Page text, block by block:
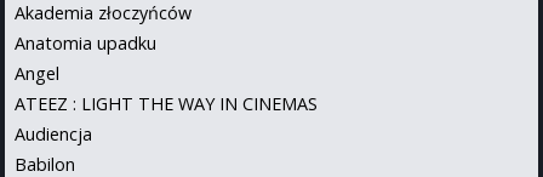
Akademia złoczyńców
Anatomia upadku
Angel
ATEEZ : LIGHT THE WAY IN CINEMAS
Audiencja
Babilon